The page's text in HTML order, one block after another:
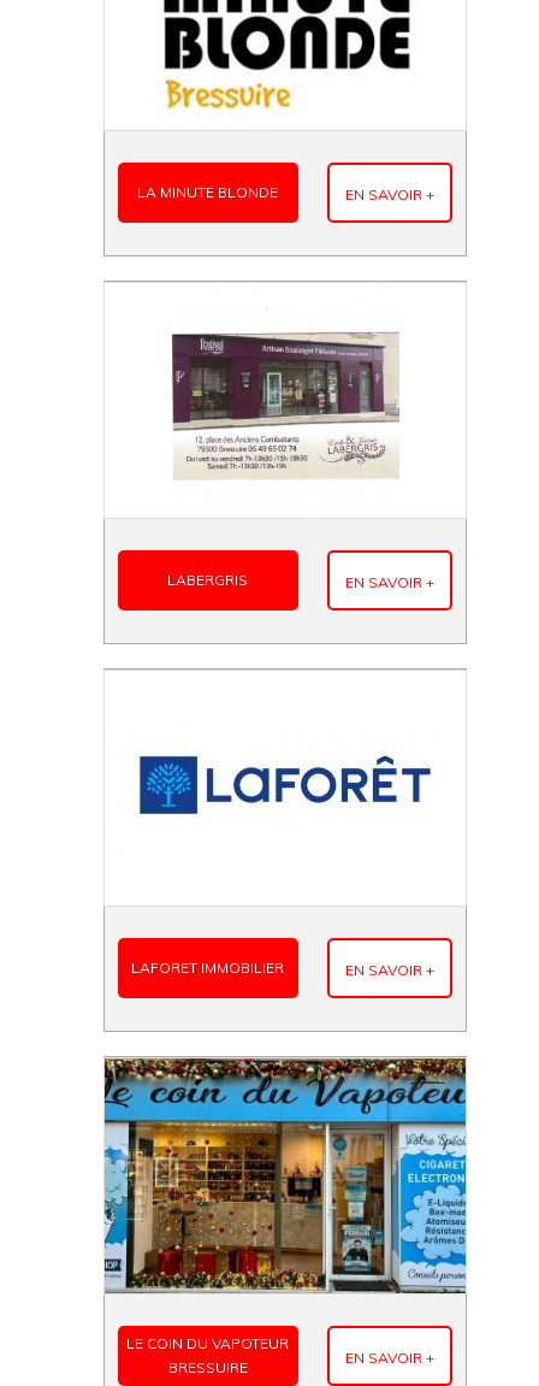
LA MINUTE BLONDE EN SAVOIR +
LABERGRIS EN SAVOIR +
LAFORET IMMOBILIER EN SAVOIR +
LE COIN DU VAPOTEUR
BRESSUIRE
EN SAVOIR +